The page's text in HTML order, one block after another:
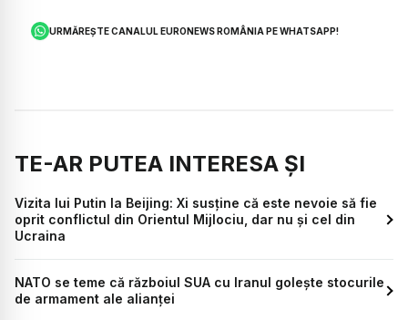
URMĂREȘTE CANALUL EURONEWS ROMÂNIA PE WHATSAPP!
TE-AR PUTEA INTERESA ȘI
Vizita lui Putin la Beijing: Xi susține că este nevoie să fie
oprit conflictul din Orientul Mijlociu, dar nu și cel din
Ucraina
NATO se teme că războiul SUA cu Iranul golește stocurile
de armament ale alianței